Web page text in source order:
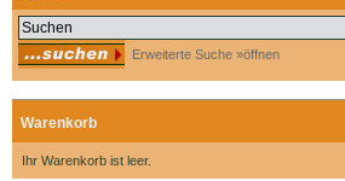
Erweiterte Suche »öffnen
Warenkorb
Ihr Warenkorb ist leer.